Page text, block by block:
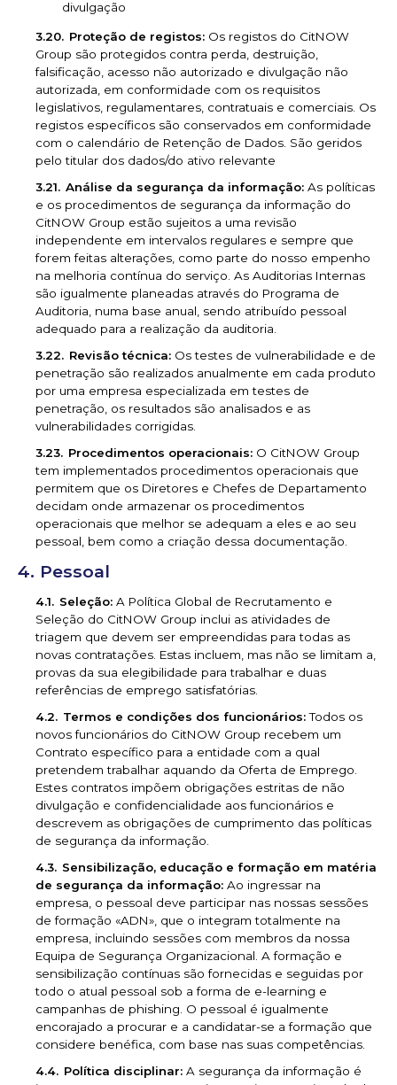
divulgação
Proteção de registos: Os registos do CitNOW
Group são protegidos contra perda, destruição,
falsificação, acesso não autorizado e divulgação não
autorizada, em conformidade com os requisitos
legislativos, regulamentares, contratuais e comerciais. Os
registos específicos são conservados em conformidade
com o calendário de Retenção de Dados. São geridos
pelo titular dos dados/do ativo relevante
Análise da segurança da informação: As políticas
e os procedimentos de segurança da informação do
CitNOW Group estão sujeitos a uma revisão
independente em intervalos regulares e sempre que
forem feitas alterações, como parte do nosso empenho
na melhoria contínua do serviço. As Auditorias Internas
são igualmente planeadas através do Programa de
Auditoria, numa base anual, sendo atribuído pessoal
adequado para a realização da auditoria.
Revisão técnica: Os testes de vulnerabilidade e de
penetração são realizados anualmente em cada produto
por uma empresa especializada em testes de
penetração, os resultados são analisados e as
vulnerabilidades corrigidas.
Procedimentos operacionais: O CitNOW Group
tem implementados procedimentos operacionais que
permitem que os Diretores e Chefes de Departamento
decidam onde armazenar os procedimentos
operacionais que melhor se adequam a eles e ao seu
pessoal, bem como a criação dessa documentação.
Pessoal
Seleção: A Política Global de Recrutamento e
Seleção do CitNOW Group inclui as atividades de
triagem que devem ser empreendidas para todas as
novas contratações. Estas incluem, mas não se limitam a,
provas da sua elegibilidade para trabalhar e duas
referências de emprego satisfatórias.
Termos e condições dos funcionários:Todos os
novos funcionários do CitNOW Group recebem um
Contrato específico para a entidade com a qual
pretendem trabalhar aquando da Oferta de Emprego.
Estes contratos impõem obrigações estritas de não
divulgação e confidencialidade aos funcionários e
descrevem as obrigações de cumprimento das políticas
de segurança da informação.
Sensibilização, educação e formação em matéria
de segurança da informação: Ao ingressar na
empresa, o pessoal deve participar nas nossas sessões
de formação «ADN», que o integram totalmente na
empresa, incluindo sessões com membros da nossa
Equipa de Segurança Organizacional. A formação e
sensibilização contínuas são fornecidas e seguidas por
todo o atual pessoal sob a forma de e-learning e
campanhas de phishing. O pessoal é igualmente
encorajado a procurar e a candidatar-se a formação que
considere benéfica, com base nas suas competências.
Política disciplinar: A segurança da informação é